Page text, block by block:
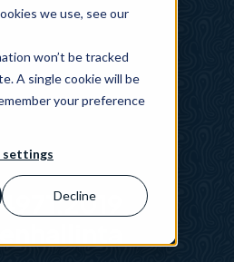
we use, see our
won’t be tracked
A single cookie will be
your preference
settings
Decline